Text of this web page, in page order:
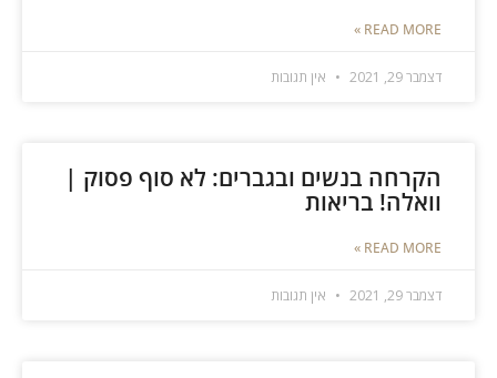
READ MORE »
דצמבר 29, 2021 אין תגובות
הקרחה בנשים ובגברים: לא סוף פסוק |
וואלה! בריאות
READ MORE »
דצמבר 29, 2021 אין תגובות